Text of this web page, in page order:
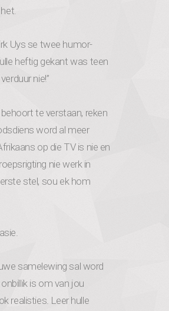
Uys se twee humor-
heftig gekant was teen
nie!”
te verstaan, reken
word al meer
op die TV is nie en
nie werk in
stel, sou ek hom
samelewing sal word
is om van jou
realisties. Leer hulle